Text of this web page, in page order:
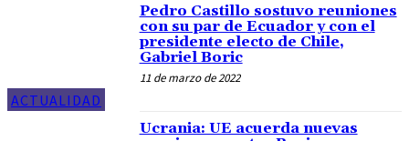
ACTUALIDAD
Pedro Castillo sostuvo reuniones
con su par de Ecuador y con el
presidente electo de Chile,
Gabriel Boric
11 de marzo de 2022
Ucrania: UE acuerda nuevas